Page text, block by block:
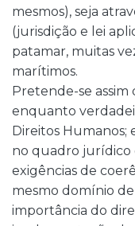
mesmos), seja
(jurisdição e lei
patamar, muitas
marítimos.
Pretende-se
enquanto
Direitos
no quadro jurídico
exigências de
mesmo domínio
importância do